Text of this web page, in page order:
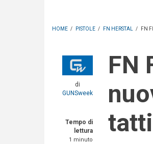
HOME / PISTOLE / FN HERSTAL / FN
di
GUNSweek
Tempo di
lettura
1 minuto
FN Five-seveN Mk3 MRD: la